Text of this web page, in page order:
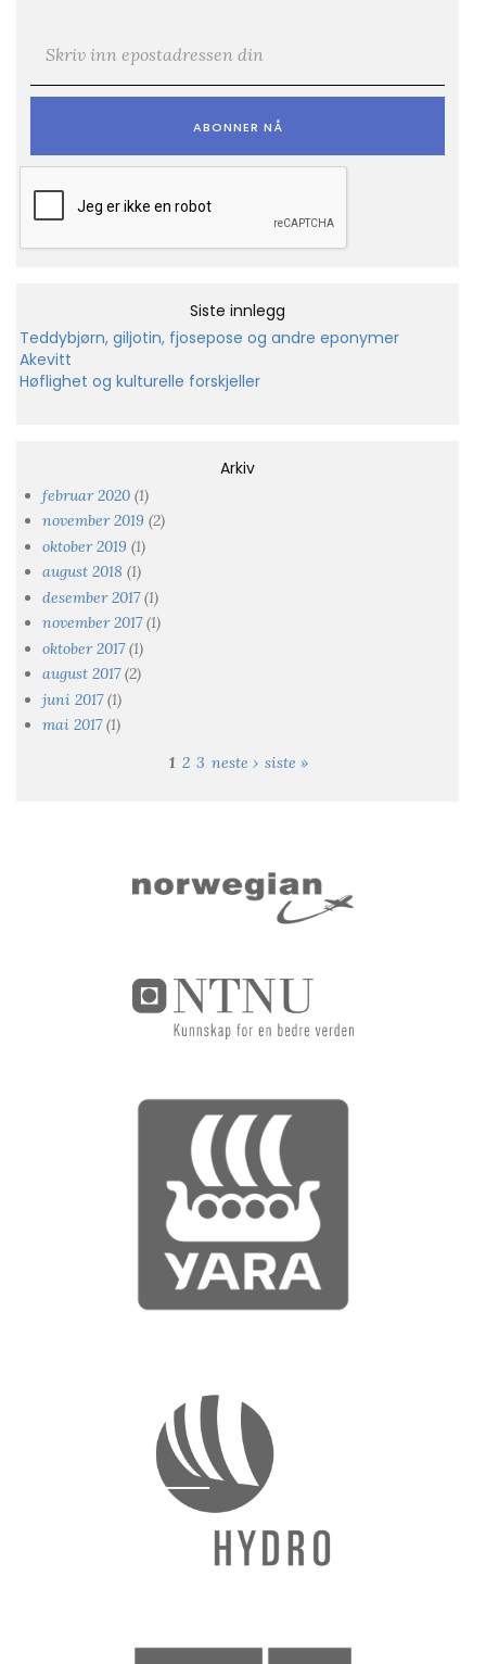
Siste innlegg
Teddybjørn, giljotin, fjosepose og andre eponymer
Akevitt
Høflighet og kulturelle forskjeller
Arkiv
februar 2020 (1)
november 2019 (2)
oktober 2019 (1)
august 2018 (1)
desember 2017(1)
november 2017(1)
oktober 2017(1)
august 2017(2)
juni 2017(1)
mai 2017(1)
1 2 3 neste › siste »